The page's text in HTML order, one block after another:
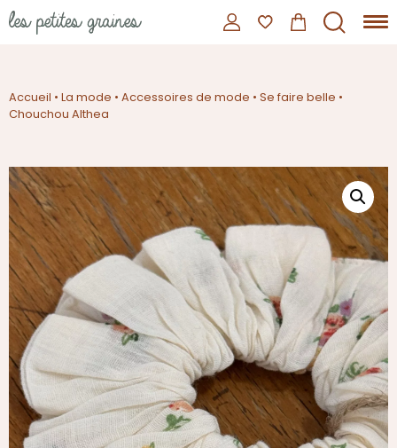
Accueil • La mode • Accessoires de mode • Se faire belle •
Chouchou Althea